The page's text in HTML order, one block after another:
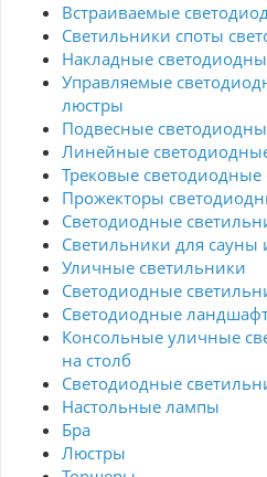
Встраиваемые
Светильники споты
Накладные
Управляемые
люстры
Подвесные
Линейные
Трековые светодиодные
Прожекторы
Светодиодные
Светильники для сауны
Уличные светильники
Светодиодные
Светодиодные
Консольные уличные
на столб
Светодиодные
Настольные лампы
Бра
Люстры